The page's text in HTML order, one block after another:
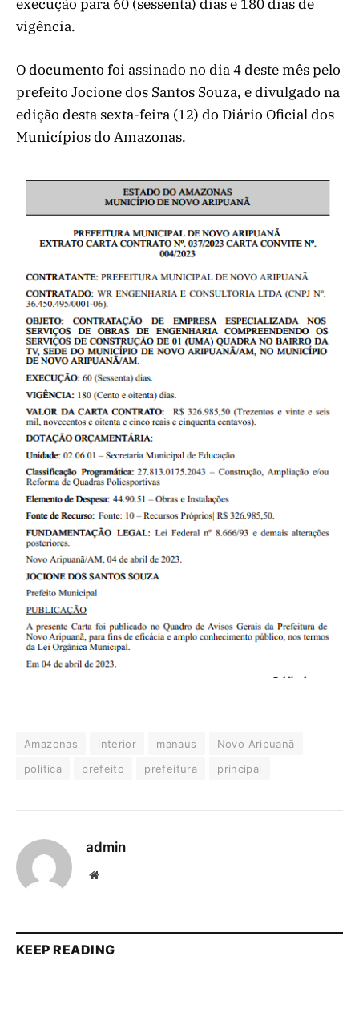
execução para 60 (sessenta) dias e 180 dias de
vigência.
O documento foi assinado no dia 4 deste mês pelo
prefeito Jocione dos Santos Souza, e divulgado na
edição desta sexta-feira (12) do Diário Oficial dos
Municípios do Amazonas.
Amazonas interior manaus
Novo Aripuanã
política
prefeito prefeitura principal
admin
Website
KEEP READING